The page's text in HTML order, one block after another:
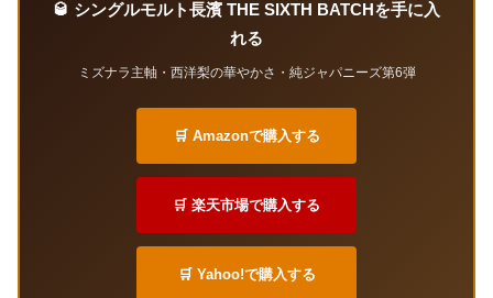
🥃 シングルモルト長濱 THE SIXTH BATCHを手に入
れる
ミズナラ主軸・西洋梨の華やかさ・純ジャパニーズ第6弾
🛒 Amazonで購入する
🛒 楽天市場で購入する
🛒 Yahoo!で購入する